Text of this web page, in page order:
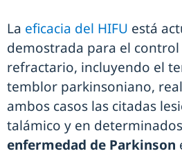
La eficacia del HIFU está
demostrada para el
refractario, incluyendo el
temblor parkinsoniano,
ambos casos las citadas
talámico y en
enfermedad de Parkinson